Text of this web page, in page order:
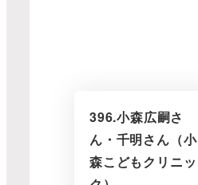
396.小森広嗣さ
ん・千明さん（小
森こどもクリニッ